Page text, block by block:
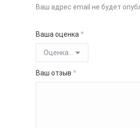
Ваш адрес email не будет
Ваша оценка *
Ваш отзыв *